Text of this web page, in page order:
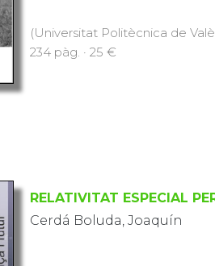
(Universitat Politècnica de
234 pàg. · 25 €
RELATIVITAT ESPECIAL
Cerdá Boluda, Joaquín